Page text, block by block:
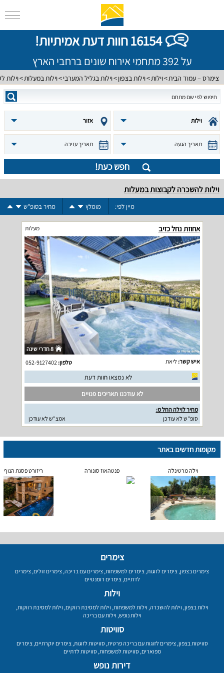
16154 חוות דעת אמיתיות!
על 392 מתחמי אירוח שונים ברחבי הארץ
צימרס – עמוד הבית וילות וילות בצפון וילות בגליל המערבי וילות במעלות וילות
וילות אזור
תאריך הגעה תאריך עזיבה
חפש כעת!
וילות להשכרה לקבוצות במעלות
מיין לפי: מומלץ מחיר בסופ"ש
אחוזת נחל כזיב מעלות
8 חדרי שינה
איש קשר:ליאת טלפון:
לא נמצאו חוות דעת
לא עודכנו תאריכים פנויים
מחיר לוילה החל מ:
סופ"ש לא עודכן
אמצ"ש לא עודכן
מקומות חדשים באתר
וילה מרטינלה פנטהאוז סונורה ריזורט פסגת הנוף
צימרים
צימרים בצפון, צימרים לזוגות, צימרים למשפחות, צימרים עם בריכה, צימרים זולים, צימרים
לדתיים,צימרים רומנטיים
וילות
וילות בצפון, וילות להשכרה, וילות למשפחות, וילות למסיבת רווקים, וילות למסיבת רווקות,
וילות נופש, וילות עם בריכה
סוויטות
סוויטות בצפון,צימרים לזוגות עם בריכה פרטית,סוויטות לזוגות,צימרים יוקרתיים,צימרים
מפוארים,סוויטות למשפחות,סוויטות לדתיים
דירות נופש